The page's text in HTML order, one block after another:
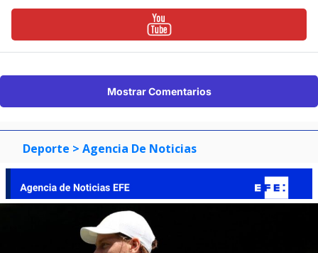
Mostrar Comentarios
Deporte > Agencia De Noticias